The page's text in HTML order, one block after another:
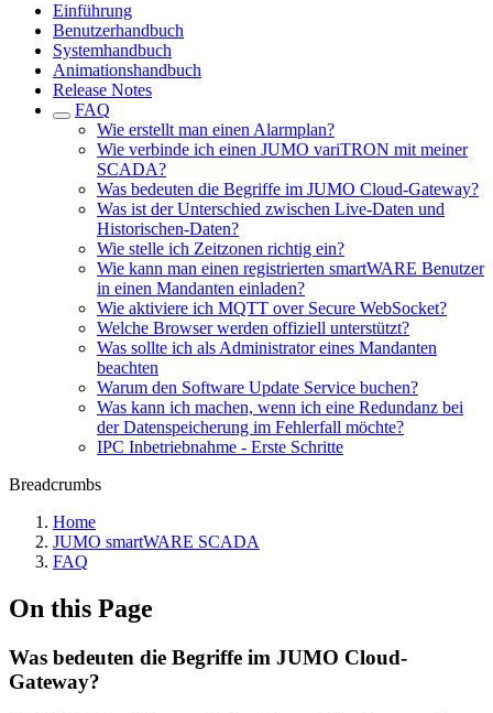
Einführung
Benutzerhandbuch
Systemhandbuch
Animationshandbuch
Release Notes
FAQ
Wie erstellt man einen Alarmplan?
Wie verbinde ich einen JUMO variTRON mit meiner
SCADA?
Was bedeuten die Begriffe im JUMO Cloud-Gateway?
Was ist der Unterschied zwischen Live-Daten und
Historischen-Daten?
Wie stelle ich Zeitzonen richtig ein?
Wie kann man einen registrierten smartWARE Benutzer
in einen Mandanten einladen?
Wie aktiviere ich MQTT over Secure WebSocket?
Welche Browser werden offiziell unterstützt?
Was sollte ich als Administrator eines Mandanten
beachten
Warum den Software Update Service buchen?
Was kann ich machen, wenn ich eine Redundanz bei
der Datenspeicherung im Fehlerfall möchte?
IPC Inbetriebnahme - Erste Schritte
Breadcrumbs
Home
JUMO smartWARE SCADA
FAQ
On this Page
Was bedeuten die Begriffe im JUMO Cloud-
Gateway?